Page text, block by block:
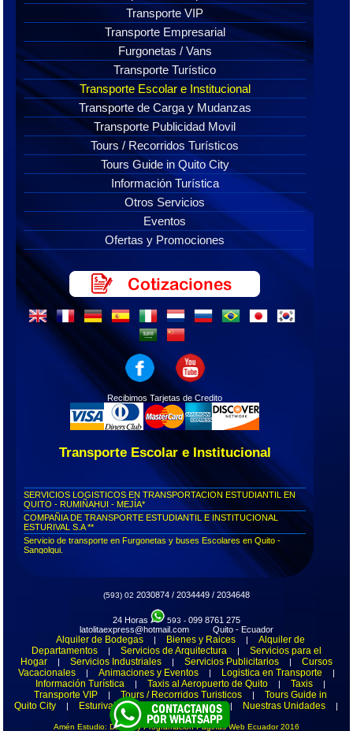
Transporte VIP
Transporte Empresarial
Furgonetas / Vans
Transporte Turístico
Transporte Escolar e Institucional
Transporte de Carga y Mudanzas
Transporte Publicidad Movil
Tours / Recorridos Turísticos
Tours Guide in Quito City
Información Turística
Otros Servicios
Eventos
Ofertas y Promociones
Recibimos Tarjetas de Credito
Transporte Escolar e Institucional
SERVICIOS LOGISTICOS EN TRANSPORTACION ESTUDIANTIL EN
QUITO - RUMIÑAHUI - MEJÍA*
COMPAÑIA DE TRANSPORTE ESTUDIANTIL E INSTITUCIONAL
ESTURIVAL S.A **
Servicio de transporte en Furgonetas y buses Escolares en Quito -
Sangolqui.
Transporte para instituciones
Transporte para personal de empresas
Recorrido de personal de empresas
Transporte Cantón Rumiñahui
Transporte Escolar
Transporte Escolar e Institucional
Transporte coorporativo
Furgonetas escolares en Quito
Buses escolares Sangolqui
Compañias de Transporte Escolar en Quito - Ecuador
(593) 02 2030874 / 2034449 / 2034648
24 Horas 593 -099 8761 275
latolitaexpress@hotmail.com Quito - Ecuador
Alquiler de Bodegas | Bienes y Raices |
Alquiler de
Departamentos
| Servicios de Arquitectura |
Servicios para el
Hogar
| Servicios Industriales | Servicios Publicitarios |
Cursos
Vacacionales
| Animaciones y Eventos | Logistica en Transporte |
Información Turística | Taxis al Aeropuerto de Quito | Taxis |
Transporte VIP | Tours / Recorridos Turisticos |
Tours Guide in
Quito City
| Esturival | Transporte Escolar | Nuestras Unidades |
Ofertas de Transporte
Amén Estudio: Diseño y Programación Paginas Web Ecuador 2016